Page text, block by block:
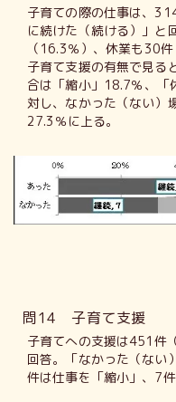
子育ての際の仕事は、
に続けた（続ける）」と
（16.3％）、休業も30件
子育て支援の有無で見る
合は「縮小」18.7％、「
対し、なかった（ない）
27.3％に上る。
問14 子育て支援
子育てへの支援は451件
回答。「なかった（ない
件は仕事を「縮小」、7